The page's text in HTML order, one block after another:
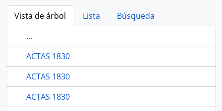
Vista de árbol Lista
Búsqueda
...
ACTAS 1830
ACTAS 1830
ACTAS 1830